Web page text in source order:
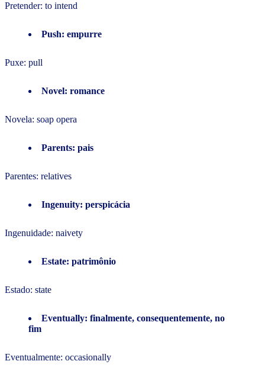
Pretender: to intend
Push: empurre
Puxe: pull
Novel: romance
Novela: soap opera
Parents: pais
Parentes: relatives
Ingenuity: perspicácia
Ingenuidade: naivety
Estate: patrimônio
Estado: state
Eventually: finalmente, consequentemente, no
fim
Eventualmente: occasionally